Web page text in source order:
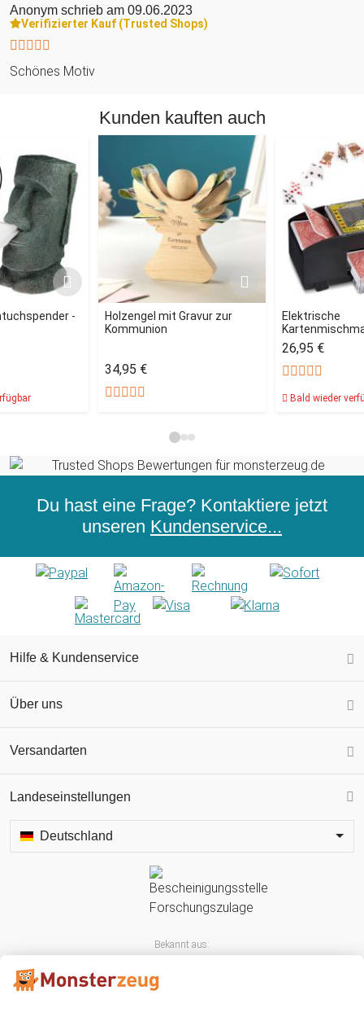
Anonym schrieb am 09.06.2023
Verifizierter Kauf (Trusted Shops)
Schönes Motiv
Kunden kauften auch
-
Holzengel mit Gravur zur
Kommunion
34,95 €
Elektrische
26,95 €
Bald wieder
Du hast eine Frage? Kontaktiere jetzt
unseren Kundenservice...
Hilfe & Kundenservice
Über uns
Versandarten
Landeseinstellungen
Deutschland
Bekannt aus: